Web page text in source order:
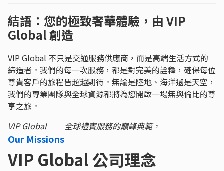
結語：您的極致奢華體驗，由 VIP
Global 創造
VIP Global 不只是交通服務供應商，而是高端生活方式的
締造者。我們的每一次服務，都是對完美的詮釋，確保每位
尊貴客戶的旅程皆超越期待。無論是陸地、海洋還是天空，
我們的專業團隊與全球資源都將為您開啟一場無與倫比的尊
享之旅。
VIP Global —— 全球禮賓服務的巔峰典範。
Our Missions
VIP Global 公司理念